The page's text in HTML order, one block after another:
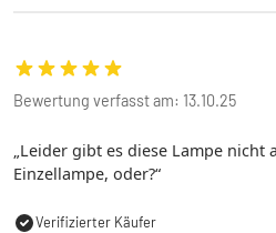
Bewertung verfasst am: 13.10.25
Leider gibt es diese Lampe nicht
Einzellampe, oder?
Verifizierter Käufer